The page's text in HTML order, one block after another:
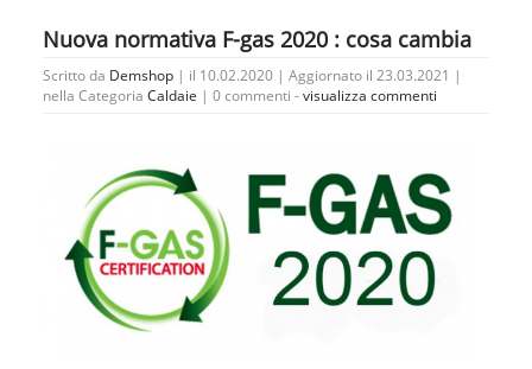
Nuova normativa F-gas 2020 : cosa cambia
Scritto da Demshop | il 10.02.2020 | Aggiornato il 23.03.2021 |
nella Categoria Caldaie | 0 commenti -visualizza commenti